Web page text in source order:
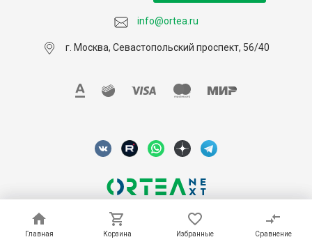
Главная Корзина Избранные Сравнение
Главная Корзина Избранные Сравнение
info@ortea.ru
г. Москва, Севастопольский проспект, 56/40
© 2026 ORTEA, Все права защищены